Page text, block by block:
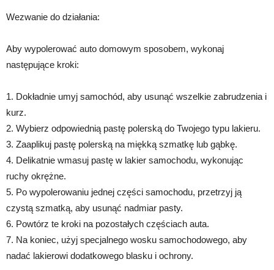
Wezwanie do działania:
Aby wypolerować auto domowym sposobem, wykonaj
następujące kroki:
1. Dokładnie umyj samochód, aby usunąć wszelkie zabrudzenia i
kurz.
2. Wybierz odpowiednią pastę polerską do Twojego typu lakieru.
3. Zaaplikuj pastę polerską na miękką szmatkę lub gąbkę.
4. Delikatnie wmasuj pastę w lakier samochodu, wykonując
ruchy okrężne.
5. Po wypolerowaniu jednej części samochodu, przetrzyj ją
czystą szmatką, aby usunąć nadmiar pasty.
6. Powtórz te kroki na pozostałych częściach auta.
7. Na koniec, użyj specjalnego wosku samochodowego, aby
nadać lakierowi dodatkowego blasku i ochrony.